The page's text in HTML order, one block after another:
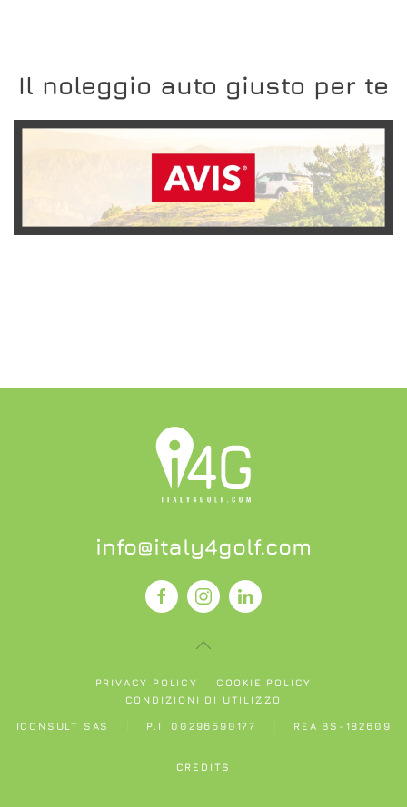
Il noleggio auto giusto per te
SCOPRI L'OFFERTA
info@italy4golf.com
PRIVACY POLICY
COOKIE POLICY
CONDIZIONI DI UTILIZZO
ICONSULT SAS P.I. 00296590177 REA BS-182609
CREDITS